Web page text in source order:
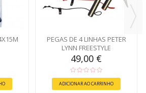
PEGAS DE 4 LINHAS PETER
LYNN FREESTYLE
49,00 €
ADICIONAR AO CARRINHO